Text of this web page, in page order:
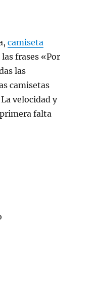
camiseta
frases «Por
las
camisetas
velocidad y
falta